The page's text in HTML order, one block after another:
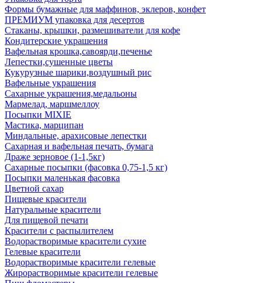
Формы бумажные для маффинов, эклеров, конфет
ПРЕМИУМ упаковка для десертов
Стаканы, крышки, размешиватели для кофе
Кондитерские украшения
Вафельная крошка,савоярди,печенье
Лепестки,сушенные цветы
Кукурузные шарики,воздушный рис
Вафельные украшения
Сахарные украшения,медальоны
Мармелад, маршмеллоу
Посыпки MIXIE
Мастика, марципан
Миндальные, арахисовые лепестки
Сахарная и вафельная печать, бумага
Драже зерновое (1-1,5кг)
Сахарные посыпки (фасовка 0,75-1,5 кг)
Посыпки маленькая фасовка
Цветной сахар
Пищевые красители
Натуральные красители
Для пищевой печати
Красители с распылителем
Водорастворимые красители сухие
Гелевые красители
Водорастворимые красители гелевые
Жирорастворимые красители гелевые